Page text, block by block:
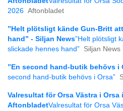
2026 Aftonbladet
”Helt plötsligt kände Gun-Britt
hand” - Siljan News”Helt plötsligt
slickade hennes hand” Siljan News
”En second hand-butik behövs i
second hand-butik behövs i Orsa”
Valresultat för Orsa Västra i Orsa
AftonbladetValresultat för Orsa